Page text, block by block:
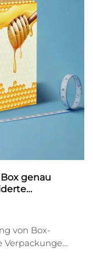
genau
von Box-